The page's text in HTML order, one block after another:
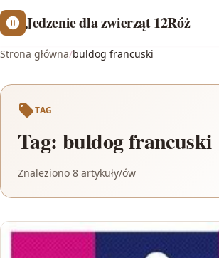
Jedzenie dla zwierząt 12Róż
Strona główna/buldog francuski
TAG
Tag: buldog francuski
Znaleziono 8 artykuły/ów